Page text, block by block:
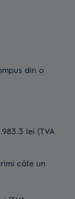
din o
lei (TVA
câte un